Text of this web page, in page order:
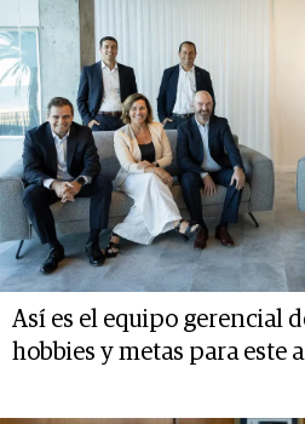
Así es el equipo gerencial
hobbies y metas para este